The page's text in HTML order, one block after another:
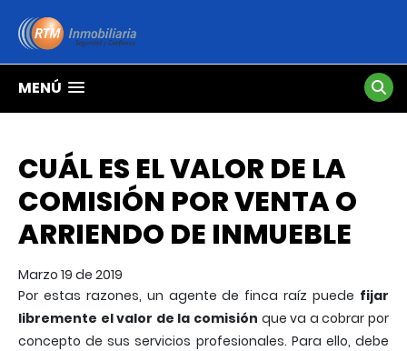
MENÚ
CUÁL ES EL VALOR DE LA
COMISIÓN POR VENTA O
ARRIENDO DE INMUEBLE
Marzo 19 de 2019
Por estas razones, un agente de finca raíz puede fijar
libremente el valor de la comisión que va a cobrar por
concepto de sus servicios profesionales. Para ello, debe